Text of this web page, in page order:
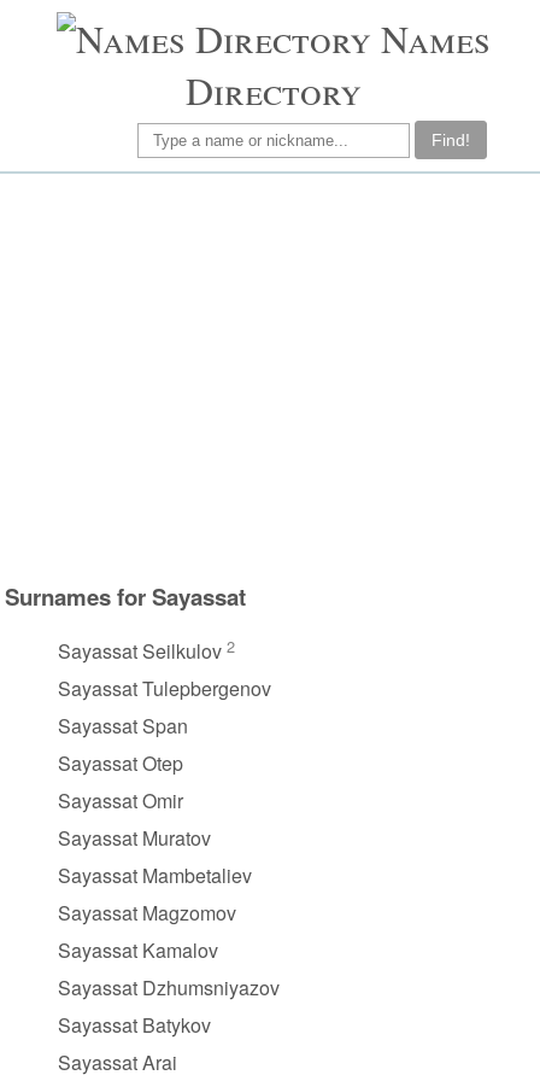
Names
Directory
Find!
Surnames for Sayassat
Sayassat Seilkulov 2
Sayassat Tulepbergenov
Sayassat Span
Sayassat Otep
Sayassat Omir
Sayassat Muratov
Sayassat Mambetaliev
Sayassat Magzomov
Sayassat Kamalov
Sayassat Dzhumsniyazov
Sayassat Batykov
Sayassat Arai